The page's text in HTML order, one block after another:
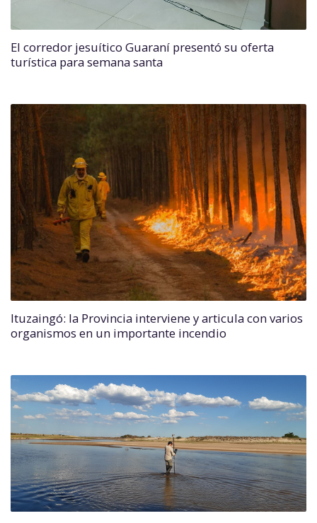
El corredor jesuítico Guaraní presentó su oferta
turística para semana santa
Ituzaingó: la Provincia interviene y articula con varios
organismos en un importante incendio